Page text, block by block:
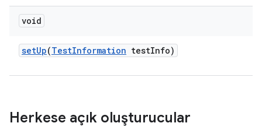
void
setUp(TestInformation testInfo)
Herkese açık oluşturucular